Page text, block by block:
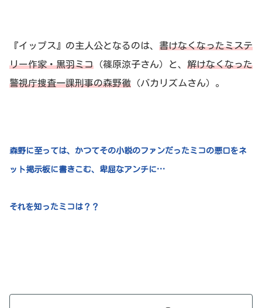
『イップス』の主人公となるのは、 書けなくなったミステ
リー作家・黒羽ミコ （篠原涼子さん）と、 解けなくなった
警視庁捜査一課刑事の森野徹 （バカリズムさん）。
森野に至っては、かつてその小説のファンだったミコの悪口をネ
ット掲示板に書きこむ、卑屈なアンチに…
それを知ったミコは？？